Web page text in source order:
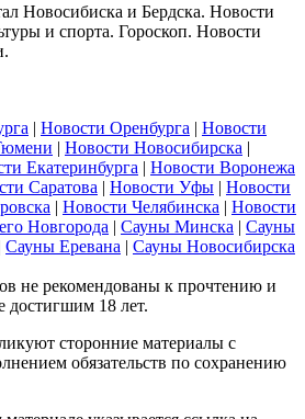
Новосибиска и Бердска. Новости
и спорта. Гороскоп. Новости
| Новости Оренбурга | Новости
| Новости Новосибирска |
Екатеринбурга | Новости Воронежа
Саратова | Новости Уфы | Новости
| Новости Челябинска | Новости
Новгорода | Сауны Минска | Сауны
Сауны Еревана | Сауны Новосибирска
не рекомендованы к прочтению и
достигшим 18 лет.
сторонние материалы с
обязательств по сохранению